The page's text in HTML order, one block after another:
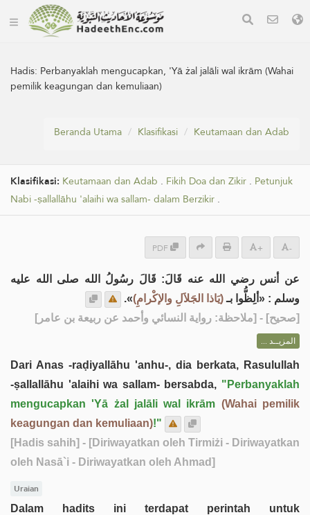
Hadis: Perbanyaklah mengucapkan, 'Yā żal jalāli wal ikrām (Wahai
pemilik keagungan dan kemuliaan)
Beranda Utama Klasifikasi Keutamaan dan Adab
Klasifikasi: Keutamaan dan Adab . Fikih Doa dan Zikir . Petunjuk
Nabi -ṣallallāhu 'alaihi wa sallam- dalam Berzikir .
PDF + -
عن أنس رضي الله عنه قَالَ: قَالَ رسُولُ الله صلى الله عليه
وسلم : «ألِظُّوا بـ(يَاذا الجَلاَلِ والإكْرامِ)».
[صحيح] - [ملاحظة: رواية النسائي وأحمد عن ربيعة بن عامر]
المزيــد ...
Dari Anas -raḍiyallāhu 'anhu-, dia berkata, Rasulullah
-ṣallallāhu 'alaihi wa sallam- bersabda, "Perbanyaklah
mengucapkan 'Yā żal jalāli wal ikrām (Wahai pemilik
keagungan dan kemuliaan)!"
[Hadis sahih] - [Diriwayatkan oleh Tirmiżi - Diriwayatkan
oleh Nasā`i - Diriwayatkan oleh Ahmad]
Uraian
Dalam hadits ini terdapat perintah untuk